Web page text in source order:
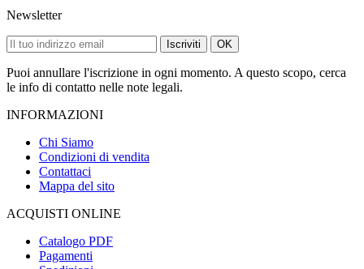
Newsletter
Iscriviti OK
Puoi annullare l'iscrizione in ogni momento. A questo scopo, cerca
le info di contatto nelle note legali.
INFORMAZIONI
Chi Siamo
Condizioni di vendita
Contattaci
Mappa del sito
ACQUISTI ONLINE
Catalogo PDF
Pagamenti